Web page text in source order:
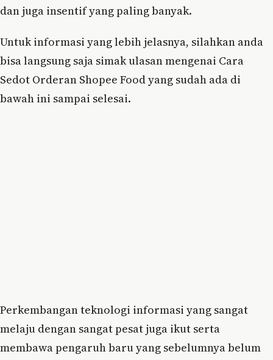
dan juga insentif yang paling banyak.
Untuk informasi yang lebih jelasnya, silahkan anda
bisa langsung saja simak ulasan mengenai Cara
Sedot Orderan Shopee Food yang sudah ada di
bawah ini sampai selesai.
Perkembangan teknologi informasi yang sangat
melaju dengan sangat pesat juga ikut serta
membawa pengaruh baru yang sebelumnya belum